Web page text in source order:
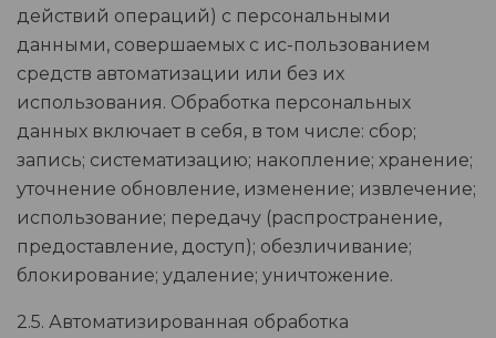
действий операций) с персональными
данными, совершаемых с ис-пользованием
средств автоматизации или без их
использования. Обработка персональных
данных включает в себя, в том числе: сбор;
запись; систематизацию; накопление; хранение;
уточнение обновление, изменение; извлечение;
использование; передачу (распространение,
предоставление, доступ); обезличивание;
блокирование; удаление; уничтожение.
2.5. Автоматизированная обработка